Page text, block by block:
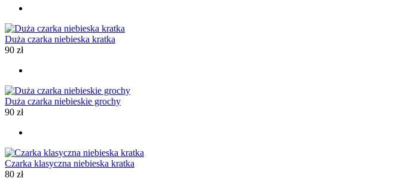
Duża czarka niebieska kratka
90 zł
Duża czarka niebieskie grochy
90 zł
Czarka klasyczna niebieska kratka
80 zł